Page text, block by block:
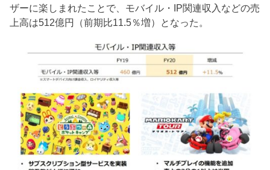
ザーに楽しまれたことで、モバイル・IP関連収入などの売
上高は512億円（前期比11.5％増）となった。